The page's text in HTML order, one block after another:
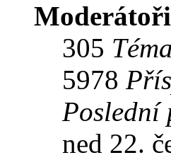
305
5978
Poslední
ned 22.